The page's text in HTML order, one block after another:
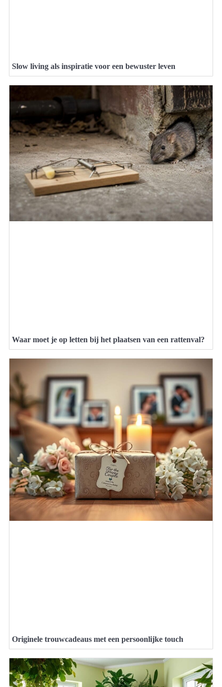
Slow living als inspiratie voor een bewuster leven
Waar moet je op letten bij het plaatsen van een rattenval?
Originele trouwcadeaus met een persoonlijke touch